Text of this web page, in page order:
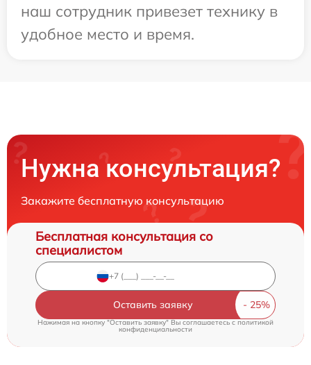
наш сотрудник привезет технику в
удобное место и время.
Нужна консультация?
Закажите бесплатную консультацию
Бесплатная консультация со
специалистом
Оставить заявку
Нажимая на кнопку "Оставить заявку" Вы соглашаетесь cполитикой
конфиденциальности